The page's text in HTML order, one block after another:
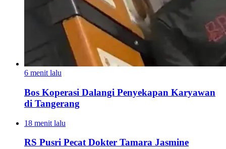
6 menit lalu
Bos Koperasi Dalangi Penyekapan Karyawan
di Tangerang
18 menit lalu
RS Pusri Pecat Dokter Tamara Jasmine